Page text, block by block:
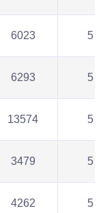
6023 5
6293 5
13574 5
3479 5
4262 5